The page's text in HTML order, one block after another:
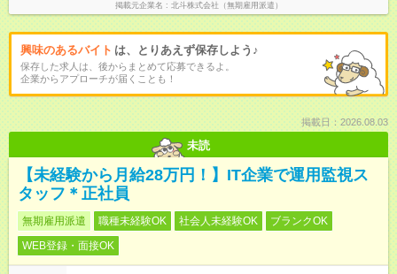
掲載元企業名 北斗株式会社（無期雇用派遣）
興味のあるバイト は、とりあえず保存しよう♪
保存した求人は、後からまとめて応募できるよ。
企業からアプローチが届くことも！
掲載日：2026.08.03
未読
【未経験から月給28万円！】IT企業で運用監視ス
タッフ＊正社員
無期雇用派遣 職種未経験OK 社会人未経験OK
ブランクOK
WEB登録・面接OK